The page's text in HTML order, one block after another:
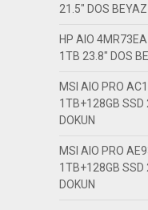
21.5″ DOS BEYAZ
HP AIO
1TB 23.8″ DOS
MSI AIO PRO
1TB+128GB SSD
DOKUN
MSI AIO PRO
1TB+128GB SSD
DOKUN